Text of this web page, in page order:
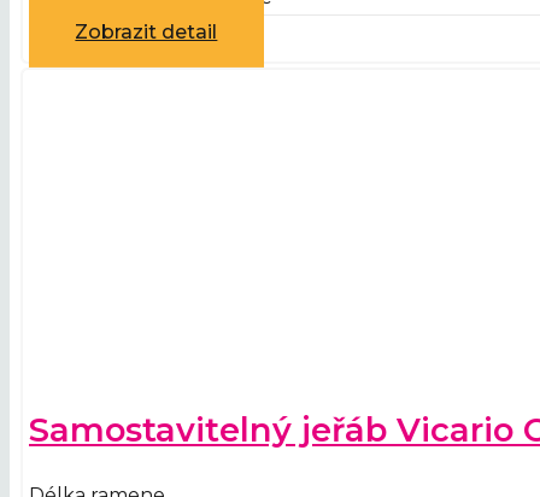
Zobrazit detail
Samostavitelný jeřáb Vicario